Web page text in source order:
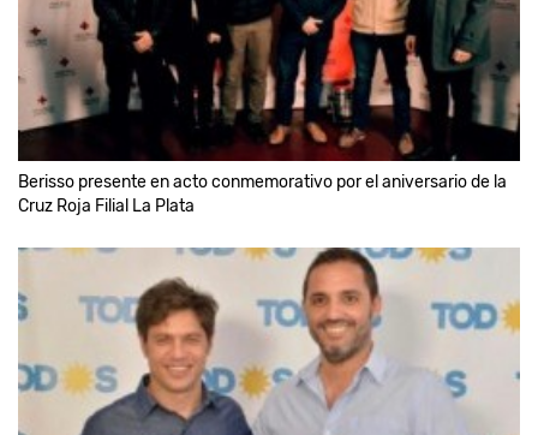
Berisso presente en acto conmemorativo por el aniversario de la
Cruz Roja Filial La Plata